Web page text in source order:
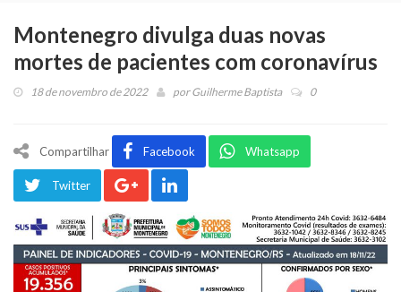
Montenegro divulga duas novas
mortes de pacientes com coronavírus
18 de novembro de 2022 porGuilherme Baptista 0
Compartilhar Facebook Whatsapp
Twitter